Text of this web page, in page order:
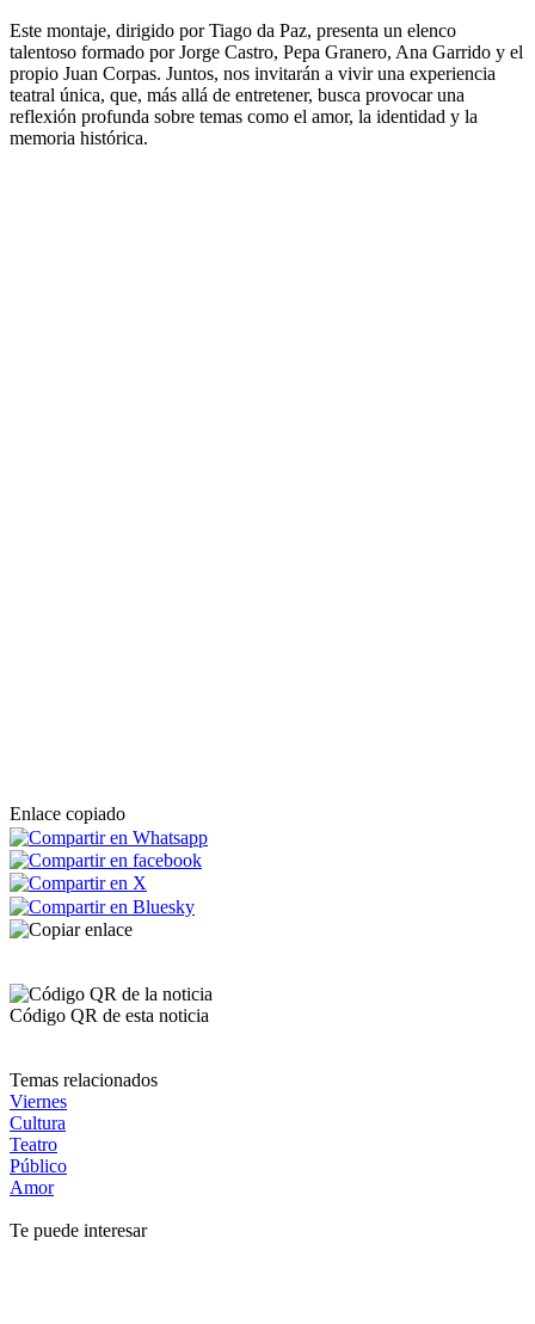
Este montaje, dirigido por Tiago da Paz, presenta un elenco
talentoso formado por Jorge Castro, Pepa Granero, Ana Garrido y el
propio Juan Corpas. Juntos, nos invitarán a vivir una experiencia
teatral única, que, más allá de entretener, busca provocar una
reflexión profunda sobre temas como el amor, la identidad y la
memoria histórica.
Enlace copiado
Código QR de esta noticia
Temas relacionados
Viernes
Cultura
Teatro
Público
Amor
Te puede interesar